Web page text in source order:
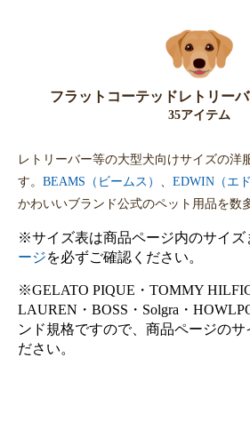
フラットコーテッドレトリー
35アイテム
レトリーバー等の大型犬向けサイズの洋
す。 BEAMS（ビームス） EDWIN（エ
かわいいブランド公式のペット用品を数
※サイズ表は商品ページ内のサイズ
ージを必ずご確認ください。
※GELATO PIQUE・TOMMY
LAUREN・BOSS・Solgra・
ンド規格ですので、商品ページのサ
ださい。